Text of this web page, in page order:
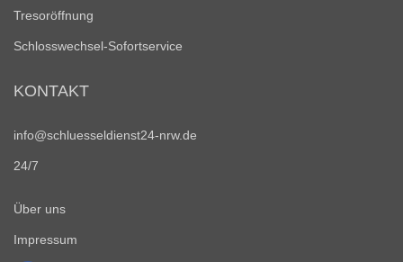
Tresoröffnung
Schlosswechsel-Sofortservice
KONTAKT
info@schluesseldienst24-nrw.de
24/7
Über uns
Impressum